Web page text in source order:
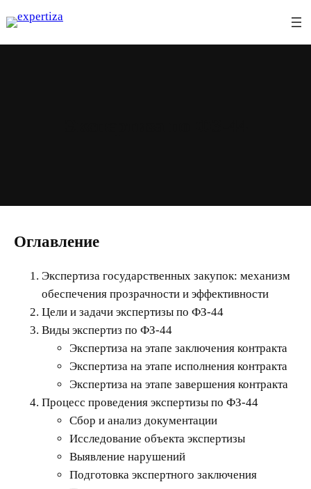
содержимому
Оглавление
Экспертиза государственных закупок: механизм
обеспечения прозрачности и эффективности
Цели и задачи экспертизы по ФЗ-44
Виды экспертиз по ФЗ-44
Экспертиза на этапе заключения контракта
Экспертиза на этапе исполнения контракта
Экспертиза на этапе завершения контракта
Процесс проведения экспертизы по ФЗ-44
Сбор и анализ документации
Исследование объекта экспертизы
Выявление нарушений
Подготовка экспертного заключения